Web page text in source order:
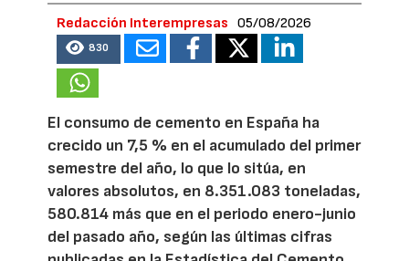
Redacción Interempresas 05/08/2026
830
El consumo de cemento en España ha
crecido un 7,5 % en el acumulado del primer
semestre del año, lo que lo sitúa, en
valores absolutos, en 8.351.083 toneladas,
580.814 más que en el periodo enero-junio
del pasado año, según las últimas cifras